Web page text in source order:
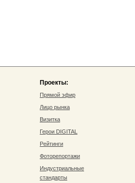
Проекты:
Прямой эфир
Лицо рынка
Визитка
Герои DIGITAL
Рейтинги
Фоторепортажи
Индустриальные
стандарты